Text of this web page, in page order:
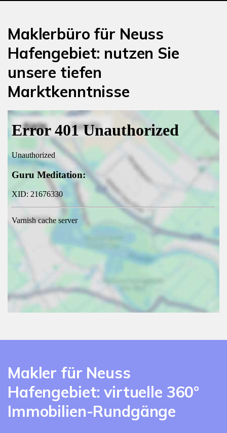
Maklerbüro für Neuss
Hafengebiet: nutzen Sie
unsere tiefen
Marktkenntnisse
Makler für Neuss
Hafengebiet: virtuelle 360°
Immobilien-Rundgänge